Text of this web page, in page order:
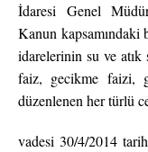
İdaresi Genel
Kanun kapsamındaki
idarelerinin su ve atık
faiz, gecikme faizi,
düzenlenen her türlü
vadesi 30/4/2014